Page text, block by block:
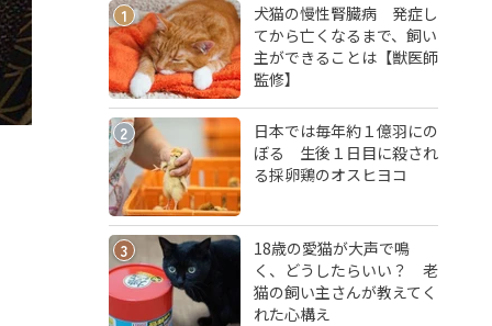
1
犬猫の慢性腎臓病 発症し
てから亡くなるまで、飼い
主ができることは【獣医師
監修】
2
日本では毎年約１億羽にの
ぼる 生後１日目に殺され
る採卵鶏のオスヒヨコ
3
18歳の愛猫が大声で鳴
く、どうしたらいい？ 老
猫の飼い主さんが教えてく
れた心構え